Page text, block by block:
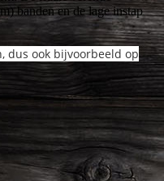
banden en de lage instap
dus ook bijvoorbeeld op